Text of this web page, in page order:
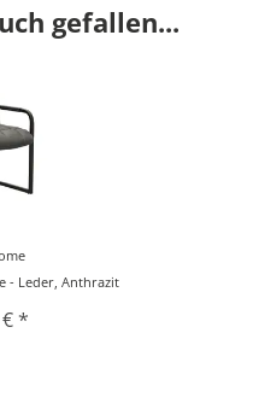
gefallen...
- Leder, Anthrazit
*